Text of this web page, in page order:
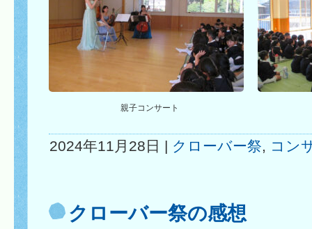
親子コンサート
2024年11月28日 | クローバー祭, コン
クローバー祭の感想